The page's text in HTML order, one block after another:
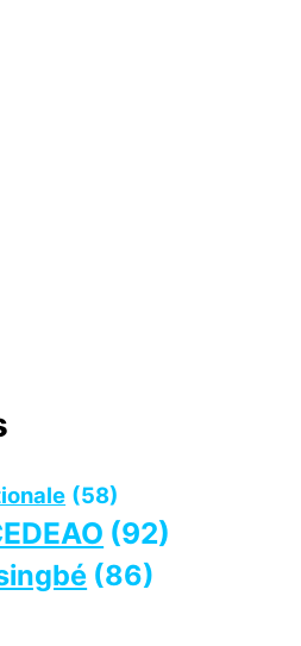
(58)
(92)
(86)